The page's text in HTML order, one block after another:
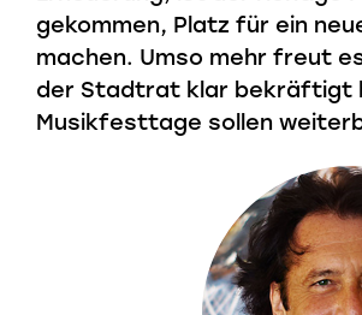
gekommen, Platz für ein
machen. Umso mehr freut
der Stadtrat klar bekräftigt
Musikfesttage sollen